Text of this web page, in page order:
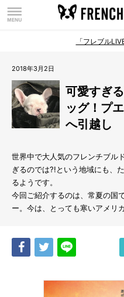
「フレブル
2018年3月2日
可愛すぎ
ッグ！プ
へ引越し
世界中で大人気のフレンチブル
ぎるのでは?!という地域にも、
るようです。
今回ご紹介するのは、常夏の国
ー。今は、とっても寒いアメリ
Share Tweet